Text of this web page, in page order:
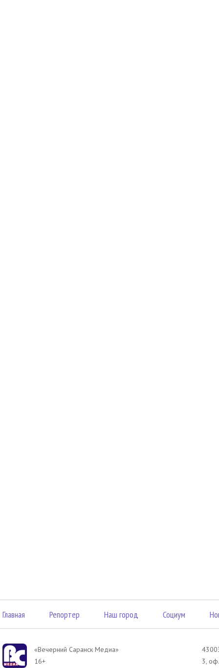
Главная Репортер Наш город Социум
«Вечерний Саранск Mедиа»
16+
3,